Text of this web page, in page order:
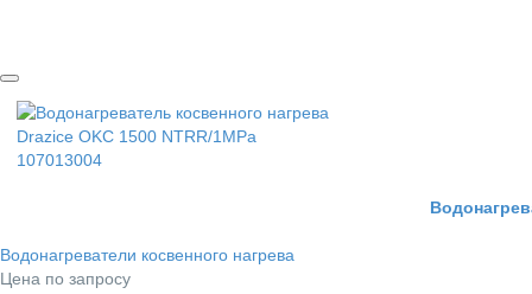
Водонагреватели косвенного нагрева
Цена по запросу